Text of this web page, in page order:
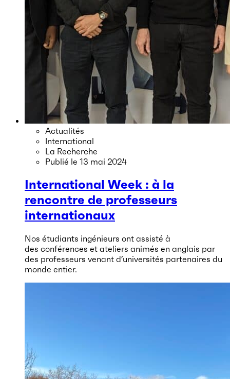
Actualités
International
La Recherche
Publié le 13 mai 2024
International Week : à la
rencontre de professeurs
internationaux
Nos étudiants ingénieurs ont assisté à
des conférences et ateliers animés en anglais par
des professeurs venant d’universités partenaires du
monde entier.